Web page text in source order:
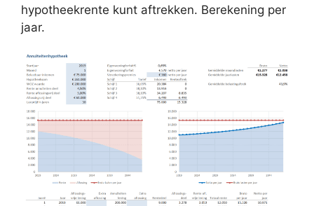
hypotheekrente kunt aftrekken. Berekening per
jaar.